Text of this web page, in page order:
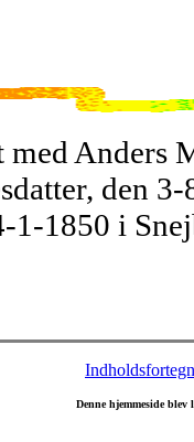
Anders
den
1-1850 i
Denne hjemmeside blev